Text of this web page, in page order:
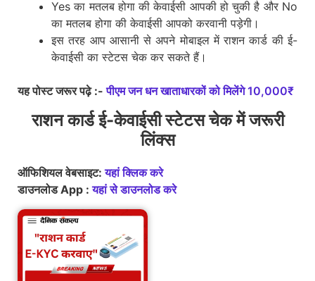
Yes का मतलब होगा की केवाईसी आपकी हो चुकी है और No
का मतलब होगा की केवाईसी आपको करवानी पड़ेगी।
इस तरह आप आसानी से अपने मोबाइल में राशन कार्ड की ई-
केवाईसी का स्टेटस चेक कर सकते हैं।
यह पोस्ट जरूर पढ़े :-पीएम जन धन खाताधारकों को मिलेंगे 10,000₹
राशन कार्ड ई-केवाईसी स्टेटस चेक में जरूरी
लिंक्स
ऑफिशियल वेबसाइट:यहां क्लिक करे
डाउनलोड App :यहां से डाउनलोड करे